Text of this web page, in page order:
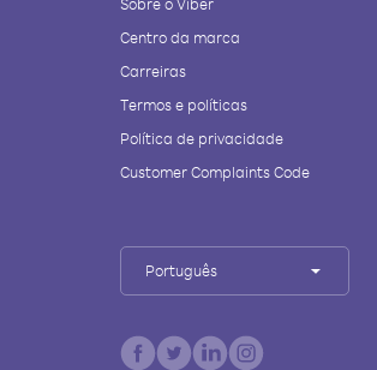
Centro da marca
Carreiras
Termos e políticas
Política de privacidade
Customer Complaints Code
Português